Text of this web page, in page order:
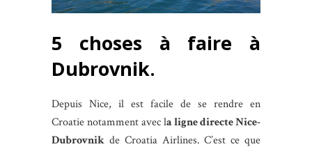
5 choses à faire à
Dubrovnik.
Depuis Nice, il est facile de se rendre en
Croatie notamment avec la ligne directe Nice-
Dubrovnik de Croatia Airlines. C’est ce que